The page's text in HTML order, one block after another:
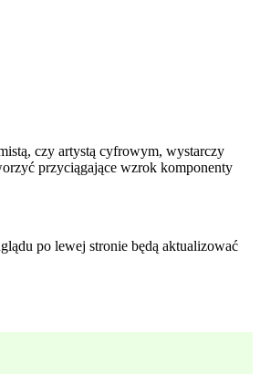
czy artystą cyfrowym, wystarczy
przyciągające wzrok komponenty
po lewej stronie będą aktualizować